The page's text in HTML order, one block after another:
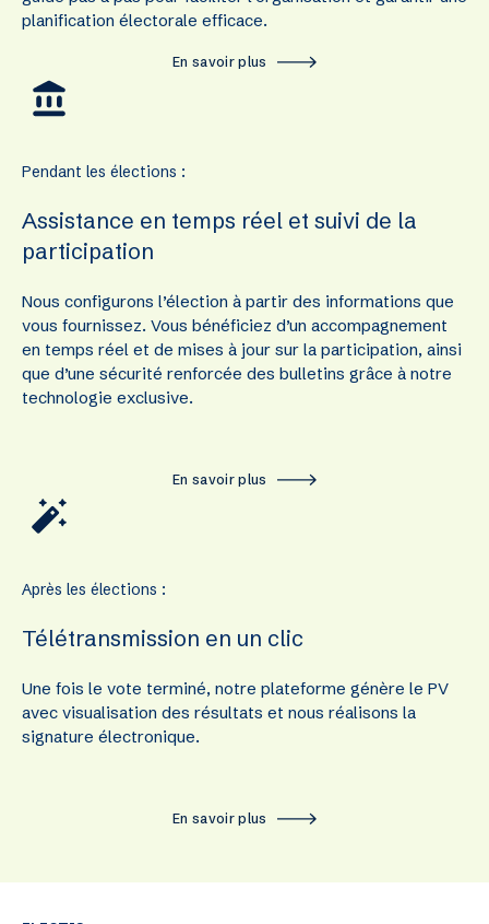
planification électorale efficace.
En savoir plus
Pendant les élections :
Assistance en temps réel et suivi de la
participation
Nous configurons l’élection à partir des informations que
vous fournissez. Vous bénéficiez d’un accompagnement
en temps réel et de mises à jour sur la participation, ainsi
que d’une sécurité renforcée des bulletins grâce à notre
technologie exclusive.
En savoir plus
Après les élections :
Télétransmission en un clic
Une fois le vote terminé, notre plateforme génère le PV
avec visualisation des résultats et nous réalisons la
signature électronique.
En savoir plus